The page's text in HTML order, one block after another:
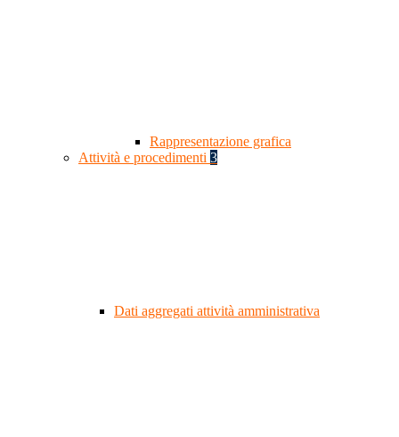
Rappresentazione grafica
Attività e procedimenti 3
Dati aggregati attività amministrativa